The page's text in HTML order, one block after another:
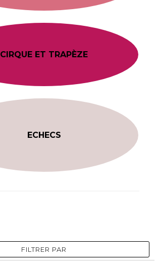
CIRQUE ET TRAPÈZE
ECHECS
FILTRER PAR